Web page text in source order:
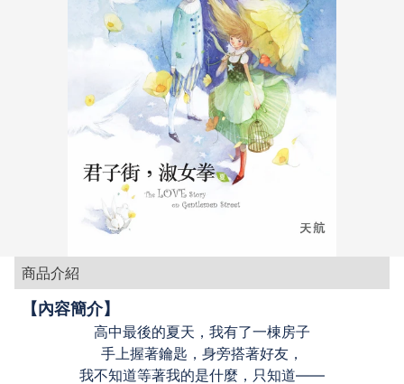
商品介紹
【內容簡介】
高中最後的夏天，我有了一棟房子
手上握著鑰匙，身旁搭著好友，
我不知道等著我的是什麼，只知道——